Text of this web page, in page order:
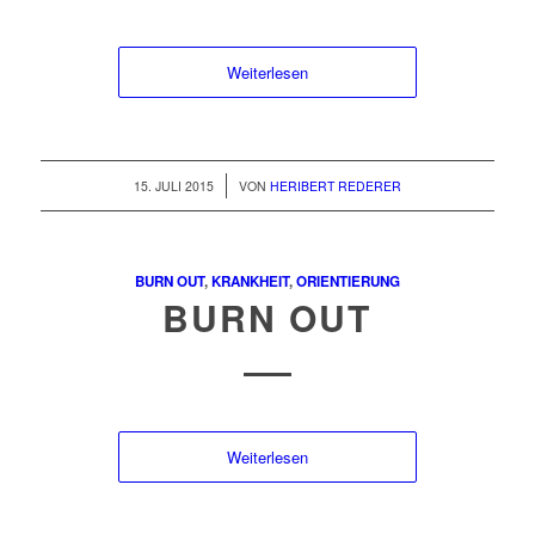
Weiterlesen
15. JULI 2015 VON HERIBERT REDERER
BURN OUT,KRANKHEIT,ORIENTIERUNG
BURN OUT
Weiterlesen